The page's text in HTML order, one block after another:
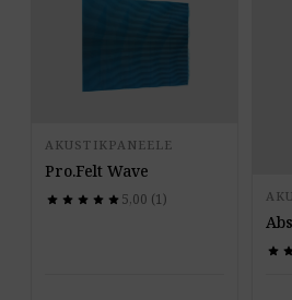
AKUSTIKPANEELE
Pro.Felt Wave
star star star star star
star star star star star 5,00 (1)
star star
star star